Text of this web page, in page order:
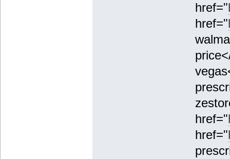
href="
href="
href="
href="